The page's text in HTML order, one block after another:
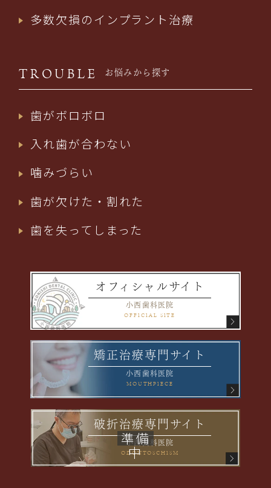
多数欠損のインプラント治療
TROUBLE お悩みから探す
歯がボロボロ
入れ歯が合わない
噛みづらい
歯が欠けた・割れた
歯を失ってしまった
オフィシャルサイト
小西歯科医院
OFFICIAL SITE
矯正治療専門サイト
小西歯科医院
MOUTHPIECE
破折治療専門サイト
小西歯科医院
ODONTOSCHISM